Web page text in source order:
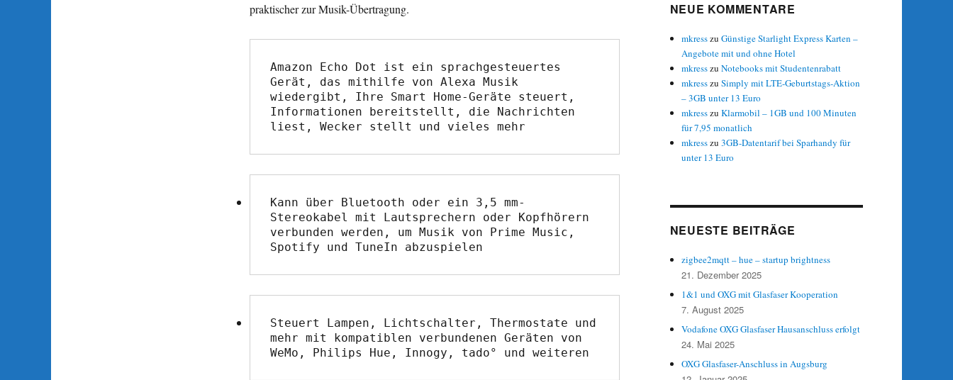
praktischer zur Musik-Übertragung.
Amazon Echo Dot ist ein sprachgesteuertes
Gerät, das mithilfe von Alexa Musik
wiedergibt, Ihre Smart Home-Geräte steuert,
Informationen bereitstellt, die Nachrichten
liest, Wecker stellt und vieles mehr
Kann über Bluetooth oder ein 3,5 mm-
Stereokabel mit Lautsprechern oder Kopfhörern
verbunden werden, um Musik von Prime Music,
Spotify und TuneIn abzuspielen
Steuert Lampen, Lichtschalter, Thermostate und
mehr mit kompatiblen verbundenen Geräten von
WeMo, Philips Hue, Innogy, tado° und weiteren
NEUE KOMMENTARE
mkresszu Günstige Starlight Express Karten –
Angebote mit und ohne Hotel
mkresszu Notebooks mit Studentenrabatt
mkresszu Simply mit LTE-Geburtstags-Aktion
– 3GB unter 13 Euro
mkresszu Klarmobil – 1GB und 100 Minuten
für 7,95 monatlich
mkresszu 3GB-Datentarif bei Sparhandy für
unter 13 Euro
NEUESTE BEITRÄGE
zigbee2mqtt – hue – startup brightness
21. Dezember 2025
1&1 und OXG mit Glasfaser Kooperation
7. August 2025
Vodafone OXG Glasfaser Hausanschluss erfolgt
24. Mai 2025
OXG Glasfaser-Anschluss in Augsburg